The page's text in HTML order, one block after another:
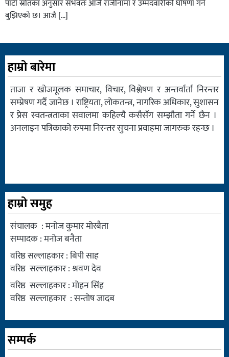
पार्टी स्रोतका अनुसार संभवतः आजै राजीनामा र उम्मेदवारीको घोषणा गर्ने
बुझिएको छ। आजै […]
हाम्रो बारेमा
ताजा र खोजमूलक समाचार, विचार, विश्लेषण र अन्तर्वार्ता निरन्तर
सम्प्रेषण गर्दै जानेछ । राष्ट्रियता, लोकतन्त्र, नागरिक अधिकार, सुशासन
र प्रेस स्वतन्त्रताका सवालमा कहिल्यै कसैसँग सम्झौता गर्ने छैन ।
अनलाइन पत्रिकाको रुपमा निरन्तर सुचना प्रवाहमा जागरुक रहन्छ ।
हाम्रो समुह
संचालक : मनोज कुमार मोरबैता
सम्पादक : मनोज बनैता
वरिष्ठ सल्लाहकार : बिपी साह
वरिष्ठ सल्लाहकार : श्रवण देव
वरिष्ठ सल्लाहकार : मोहन सिंह
वरिष्ठ सल्लाहकार : सन्तोष जादब
सम्पर्क